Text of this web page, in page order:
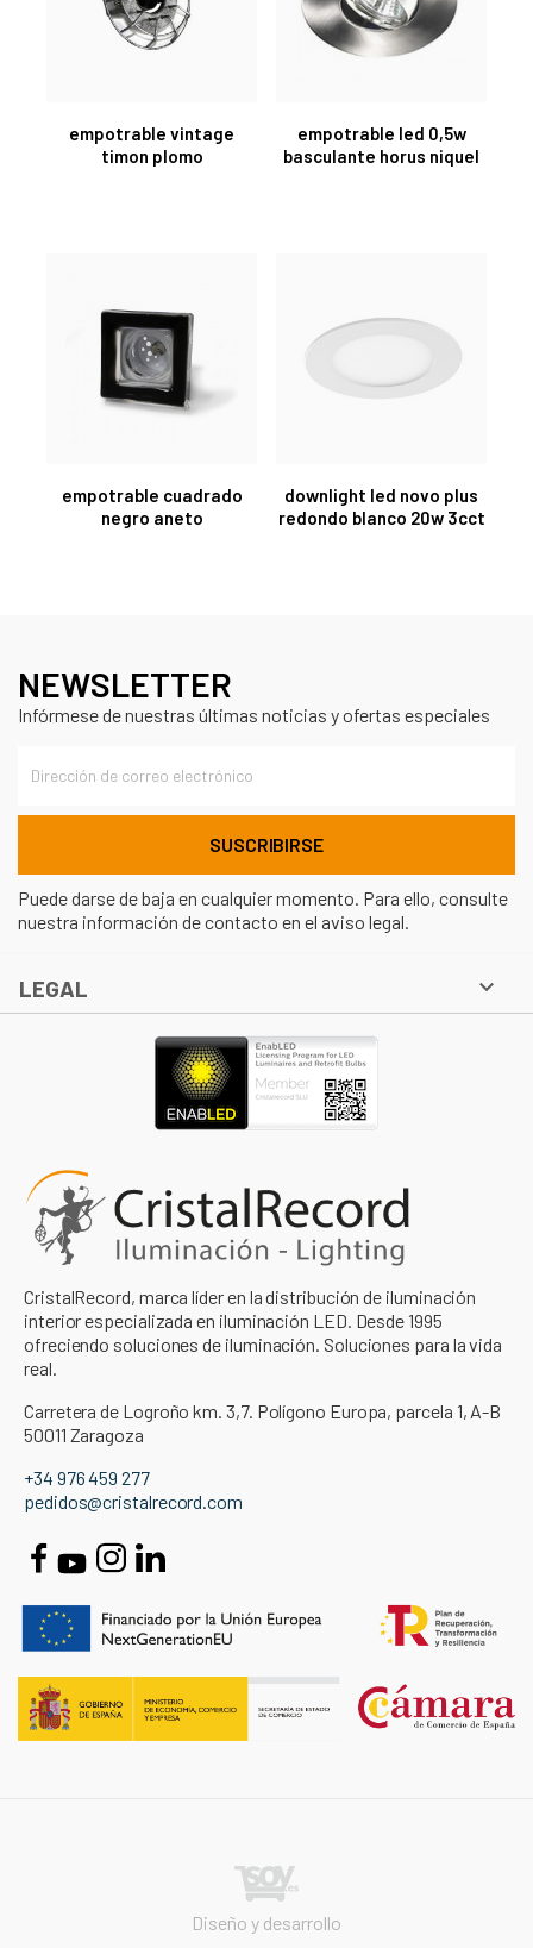
empotrable vintage
timon plomo
empotrable led 0,5w
basculante horus niquel
empotrable cuadrado
negro aneto
downlight led novo plus
redondo blanco 20w 3cct
NEWSLETTER
Infórmese de nuestras últimas noticias y ofertas especiales
Puede darse de baja en cualquier momento. Para ello, consulte
nuestra información de contacto en el aviso legal.
LEGAL 
CristalRecord, marca líder en la distribución de iluminación
interior especializada en iluminación LED. Desde 1995
ofreciendo soluciones de iluminación. Soluciones para la vida
real.
Carretera de Logroño km. 3,7. Polígono Europa, parcela 1, A-B
50011 Zaragoza
+34 976 459 277
pedidos@cristalrecord.com
Diseño y desarrollo